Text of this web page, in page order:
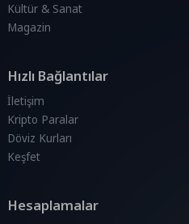
Kültür & Sanat
Magazin
Hızlı Bağlantılar
İletişim
Kripto Paralar
Döviz Kurları
Keşfet
Hesaplamalar